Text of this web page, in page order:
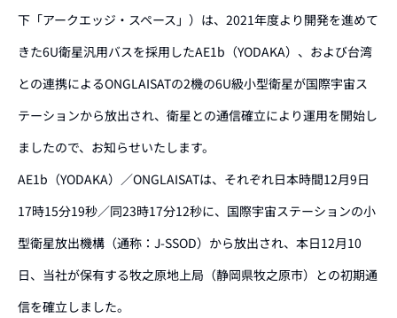
下「アークエッジ・スペース」）は、2021年度より開発を進めて
きた6U衛星汎用バスを採用したAE1b（YODAKA）、および台湾
との連携によるONGLAISATの2機の6U級小型衛星が国際宇宙ス
テーションから放出され、衛星との通信確立により運用を開始し
ましたので、お知らせいたします。
AE1b（YODAKA）／ONGLAISATは、それぞれ日本時間12月9日
17時15分19秒／同23時17分12秒に、国際宇宙ステーションの小
型衛星放出機構（通称：J-SSOD）から放出され、本日12月10
日、当社が保有する牧之原地上局（静岡県牧之原市）との初期通
信を確立しました。